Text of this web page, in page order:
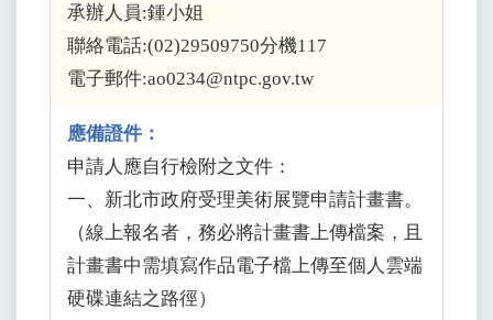
承辦人員:鍾小姐
聯絡電話:(02)29509750分機117
電子郵件:ao0234@ntpc.gov.tw
應備證件：
申請人應自行檢附之文件：
一、新北市政府受理美術展覽申請計畫書。
（線上報名者，務必將計畫書上傳檔案，且
計畫書中需填寫作品電子檔上傳至個人雲端
硬碟連結之路徑）